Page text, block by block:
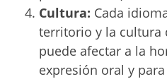
Cultura: Cada
territorio y la cultura
puede afectar a la
expresión oral y